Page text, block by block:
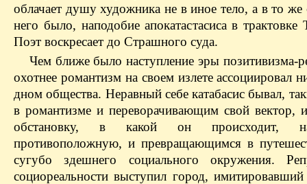
облачает душу художника не в иное тело, а в то же
него было, наподобие апокатастасиса в трактовке
Поэт воскресает до Страшного суда.
Чем ближе было наступление эры позитивизма-
охотнее романтизм на своем излете ассоциировал
дном общества. Неравный себе катабасис бывал,
в романтизме и переворачивающим свой
обстановку, в какой он происходит,
противоположную, и превращающимся в
сугубо здешнего социального окружения.
социореальности выступил город,